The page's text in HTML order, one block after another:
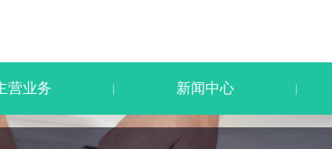
营业务 | 新闻中心 |